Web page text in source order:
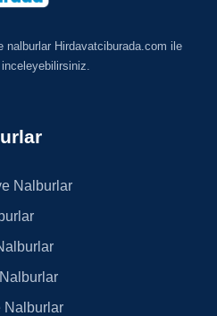
nalburlar Hirdavatciburada.com ile
Nalburlar
Nalburlar